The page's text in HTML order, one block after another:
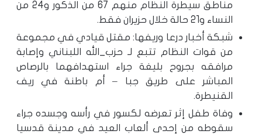
مناطق سيطرة النظام منهم 67 من الذكور و24 من
النساء و21 حالة خلال حزيران فقط.
شبكة أخبار درعا وريفها: مقتل قيادي في مجموعة
من قوات النظام تتبع لـ حزب_الله اللبناني وإصابة
مرافقه بجروح بليغة جراء استهدافهما بالرصاص
المباشر على طريق جبا – أم باطنة في ريف
القنيطرة.
وفاة طفل إثر تعرضه لكسور في رأسه وجسده جراء
سقوطه من إحدى ألعاب العيد في مدينة قدسيا